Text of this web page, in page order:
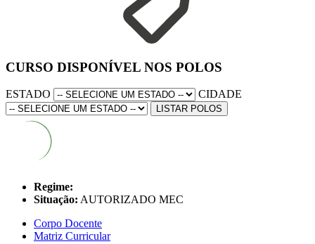
CURSO DISPONÍVEL NOS POLOS
ESTADO CIDADE
LISTAR POLOS
Regime:
Situação: AUTORIZADO MEC
Corpo Docente
Matriz Curricular